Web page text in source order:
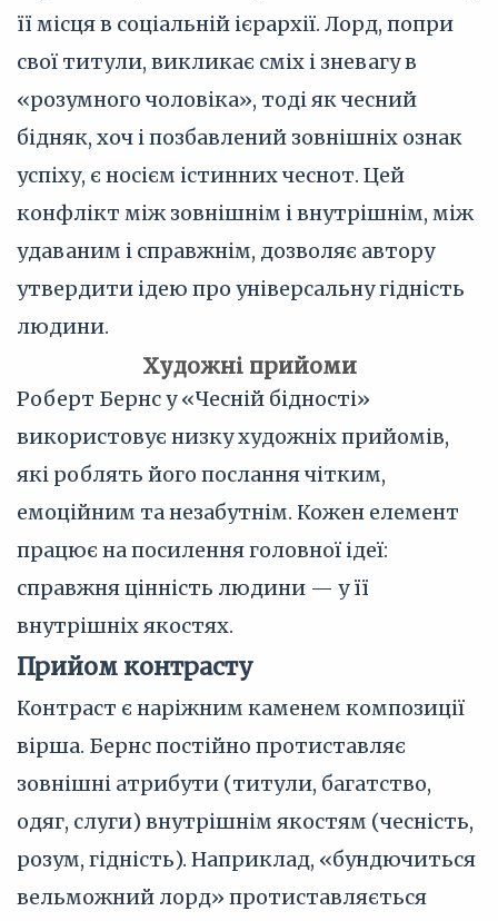
її місця в соціальній ієрархії. Лорд, попри
свої титули, викликає сміх і зневагу в
«розумного чоловіка», тоді як чесний
бідняк, хоч і позбавлений зовнішніх ознак
успіху, є носієм істинних чеснот. Цей
конфлікт між зовнішнім і внутрішнім, між
удаваним і справжнім, дозволяє автору
утвердити ідею про універсальну гідність
людини.
Художні прийоми
Роберт Бернс у «Чесній бідності»
використовує низку художніх прийомів,
які роблять його послання чітким,
емоційним та незабутнім. Кожен елемент
працює на посилення головної ідеї:
справжня цінність людини — у її
внутрішніх якостях.
Прийом контрасту
Контраст є наріжним каменем композиції
вірша. Бернс постійно протиставляє
зовнішні атрибути (титули, багатство,
одяг, слуги) внутрішнім якостям (чесність,
розум, гідність). Наприклад, «бундючиться
вельможний лорд» протиставляється